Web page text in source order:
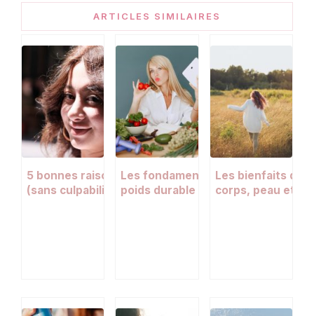
ARTICLES SIMILAIRES
5 bonnes raisons de profiter du soleil
(sans culpabiliser)
Les fondamentaux d’une perte de
poids durable : ce que vous devez
Les bienfaits de
corps, peau et